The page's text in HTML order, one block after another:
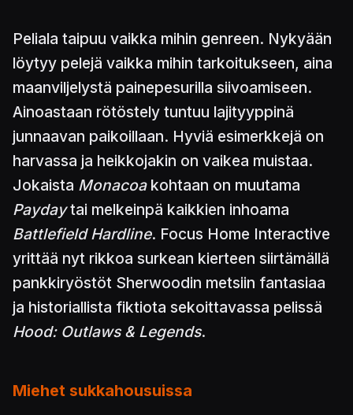
Peliala taipuu vaikka mihin genreen. Nykyään
löytyy pelejä vaikka mihin tarkoitukseen, aina
maanviljelystä painepesurilla siivoamiseen.
Ainoastaan rötöstely tuntuu lajityyppinä
junnaavan paikoillaan. Hyviä esimerkkejä on
harvassa ja heikkojakin on vaikea muistaa.
Jokaista Monacoa kohtaan on muutama
Paydaytai melkeinpä kaikkien inhoama
Battlefield Hardline. Focus Home Interactive
yrittää nyt rikkoa surkean kierteen siirtämällä
pankkiryöstöt Sherwoodin metsiin fantasiaa
ja historiallista fiktiota sekoittavassa pelissä
Hood: Outlaws & Legends.
Miehet sukkahousuissa